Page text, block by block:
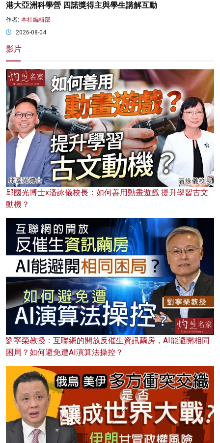
港大亞洲科學營 四諾獎得主與學生講解互動
作者: 本社編輯部
2026-08-04
影片
邱國光博士x潘詠儀校長：如何善用動畫遊戲 提升學習古文
動機？
劉寧榮教授：互聯網的開放反催生資訊繭房，AI能避開相同
困局？如何避免遭AI演算法操控？